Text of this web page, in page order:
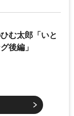
む太郎「いと
後編」